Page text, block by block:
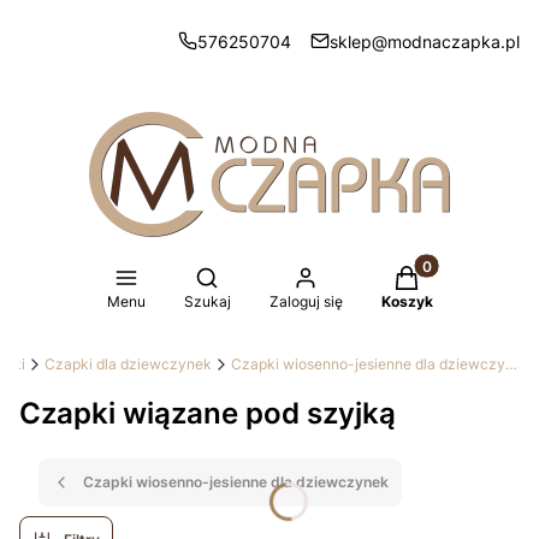
576250704 sklep@modnaczapka.pl
Menu
Otwórz wyszukiwarkę
Szukaj Zaloguj się
Produkty w
Koszyk
Czapki dla dziewczynek Czapki wiosenno-jesienne dla dziewczynek
Czapki wiązane pod szyjką
Czapki wiosenno-jesienne dla dziewczynek